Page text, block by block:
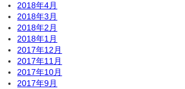
2018年4月
2018年3月
2018年2月
2018年1月
2017年12月
2017年11月
2017年10月
2017年9月